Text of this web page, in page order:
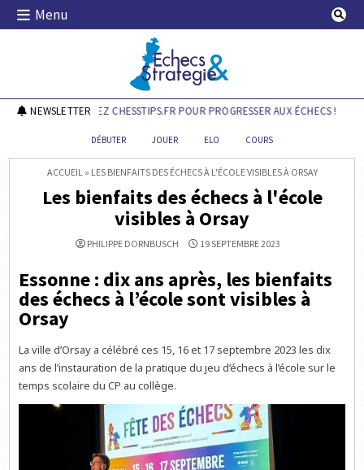
Skip
Menu
Echecs & Stratégie
NEWSLETTER
DÉCOUVREZ CHESSTIPS.FR POUR PROGRESSER AUX ÉCHECS !
DÉBUTER JOUER ELO COURS
ACCUEIL» LES BIENFAITS DES ÉCHECS À L'ÉCOLE VISIBLES À ORSAY
Les bienfaits des échecs à l'école
visibles à Orsay
PHILIPPE DORNBUSCH 19 SEPTEMBRE 2023
Essonne : dix ans après, les bienfaits
des échecs à l’école sont visibles à
Orsay
La ville d’Orsay a célébré ces 15, 16 et 17 septembre 2023 les dix
ans de l’instauration de la pratique du jeu d’échecs à l’école sur le
temps scolaire du CP au collège.